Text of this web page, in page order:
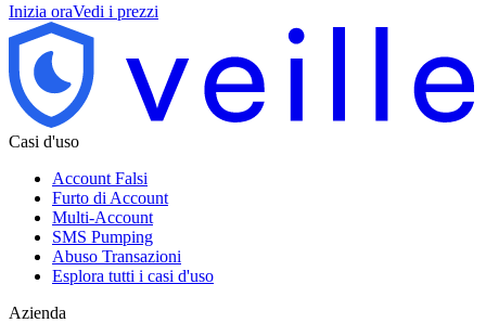
Inizia oraVedi i prezzi
Casi d'uso
Account Falsi
Furto di Account
Multi-Account
SMS Pumping
Abuso Transazioni
Esplora tutti i casi d'uso
Azienda